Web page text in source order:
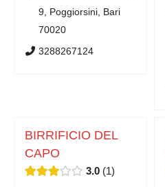
9, Poggiorsini, Bari
70020
3288267124
BIRRIFICIO DEL
CAPO
3.0 1